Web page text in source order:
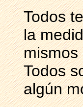
Todos
la
mismos
Todos
algún